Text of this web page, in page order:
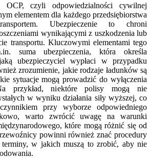
OCP, czyli odpowiedzialności cywilnej
elementem dla każdego przedsiębiorstwa
Ubezpieczenie to chroni
wynikającymi z uszkodzenia lub
transportu. Kluczowymi elementami tego
suma ubezpieczenia, która określa
ubezpieczyciel wypłaci w przypadku
zrozumienie, jakie rodzaje ładunków są
sytuacje mogą prowadzić do wyłączenia
przykład, niektóre polisy mogą nie
w wyniku działania siły wyższej, co
przy wyborze odpowiedniego
warto zwrócić uwagę na warunki
które mogą różnić się od
powinni również znać procedury
terminy, w jakich muszą to zrobić, aby nie